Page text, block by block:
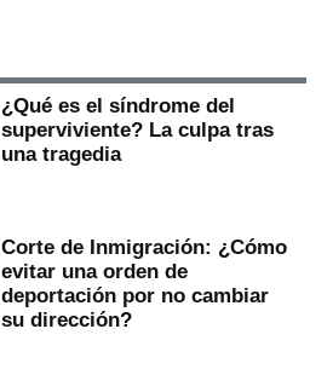
¿Qué es el síndrome del
superviviente? La culpa tras
una tragedia
Corte de Inmigración: ¿Cómo
evitar una orden de
deportación por no cambiar
su dirección?